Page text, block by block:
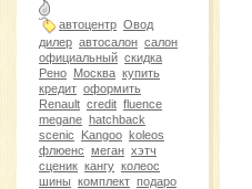
автоцентр Овод
дилер автосалон салон
официальный скидка
Рено Москва купить
кредит оформить
Renault credit fluence
megane hatchback
scenic
Kangoo koleos
флюенс меган хэтч
сценик кангу колеос
шины комплект подаро